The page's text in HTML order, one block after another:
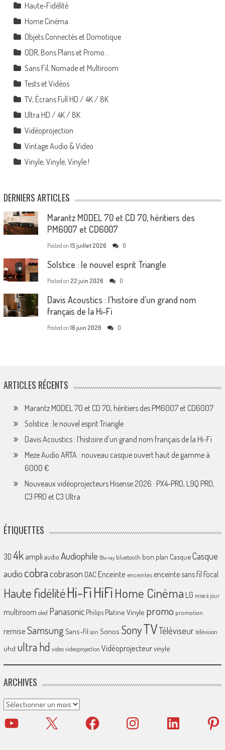
Haute-Fidélité
Home Cinéma
Objets Connectés et Domotique
ODR, Bons Plans et Promo…
Sans Fil, Nomade et Multiroom
Tests et Vidéos
TV, Écrans Full HD / 4K / 8K
Ultra HD / 4K / 8K
Vidéoprojection
Vintage Audio & Video
Vinyle, Vinyle, Vinyle !
DERNIERS ARTICLES
Marantz MODEL 70 et CD 70, héritiers des
PM6007 et CD6007
Posted on 15 juillet 2026 0
Solstice : le nouvel esprit Triangle
Posted on 22 juin 2026 0
Davis Acoustics : l’histoire d’un grand nom
français de la Hi-Fi
Posted on 16 juin 2026 0
ARTICLES RÉCENTS
Marantz MODEL 70 et CD 70, héritiers des PM6007 et CD6007
Solstice : le nouvel esprit Triangle
Davis Acoustics : l’histoire d’un grand nom français de la Hi-Fi
Meze Audio ARTA : nouveau casque ouvert haut de gamme à
6000 €
Nouveaux vidéoprojecteurs Hisense 2026 : PX4-PRO, L9Q PRO,
C3 PRO et C3 Ultra
ÉTIQUETTES
3D 4k ampliaudio Audiophile Blu-ray bluetooth bon plan CasqueCasque
audio cobracobrason DAC Enceinte enceintes enceinte sans fil Focal
Haute fidélitéHi-FiHiFiHome Cinéma LG mise à jour
multiroom oled Panasonic Philips Platine Vinyle promo promotion
remiseSamsungSans-fil son Sonos SonyTVTéléviseur télévision
uhd ultra hd video videoprojection Vidéoprojecteurvinyle
ARCHIVES
Archives
YouTube X Facebook Instagram LinkedIn